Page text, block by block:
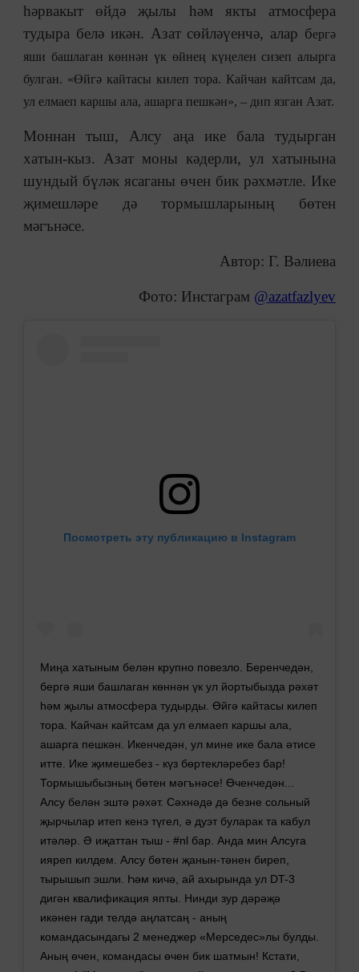
һәрвакыт өйдә җылы һәм якты атмосфера
тудыра белә икән. Азат сөйләүенчә, алар бергә
яши башлаган көннән үк өйнең күңелен сизеп алырга
булган. «Өйгә кайтасы килеп тора. Кайчан кайтсам да,
ул елмаеп каршы ала, ашарга пешкән», – дип язган Азат.
Моннан тыш, Алсу аңа ике бала тудырган
хатын-кыз. Азат моны кәдерли, ул хатынына
шундый бүләк ясаганы өчен бик рәхмәтле. Ике
җимешләре дә тормышларының бөтен
мәгънәсе.
Автор: Г. Вәлиева
Фото: Инстаграм @azatfazlyev
Посмотреть эту публикацию в Instagram
Миңа хатыным белән крупно повезло. Беренчедән,
бергә яши башлаган көннән үк ул йортыбызда рәхәт
һәм җылы атмосфера тудырды. Өйгә кайтасы килеп
тора. Кайчан кайтсам да ул елмаеп каршы ала,
ашарга пешкән. Икенчедән, ул мине ике бала әтисе
итте. Ике җимешебез - күз бөртекләребез бар!
Тормышыбызның бөтен мәгънәсе! Өченчедән...
Алсу белән эштә рәхәт. Сәхнәдә дә безне сольный
җырчылар итеп кенэ түгел, ә дуэт буларак та кабул
итәләр. Ә иҗаттан тыш - #nl бар. Анда мин Алсуга
ияреп килдем. Алсу бөтен җанын-тәнен биреп,
тырышып эшли. Һәм кичә, ай ахырында ул DT-3
дигән квалификация япты. Нинди зур дәрәҗә
икәнен гади телдә аңлатсаң - аның
командасындагы 2 менеджер «Мерседес»лы булды.
Аның өчен, командасы өчен бик шатмын! Кстати,